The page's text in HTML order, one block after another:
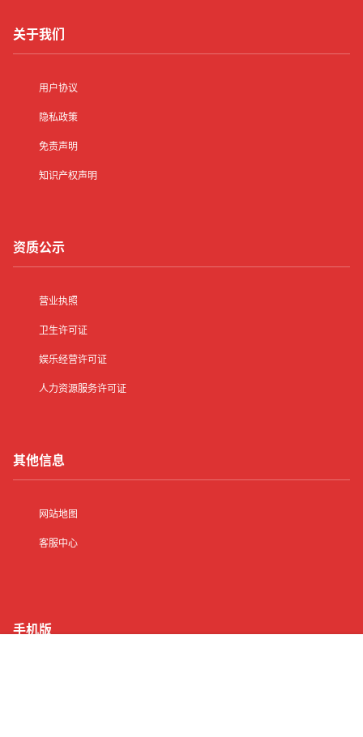
关于我们
用户协议
隐私政策
免责声明
知识产权声明
资质公示
营业执照
卫生许可证
娱乐经营许可证
人力资源服务许可证
其他信息
网站地图
客服中心
手机版